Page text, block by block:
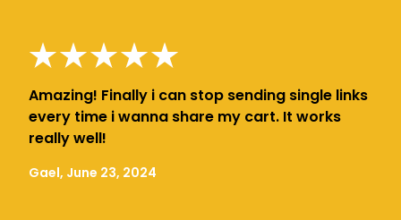
Amazing! Finally i can stop sending single links
every time i wanna share my cart. It works
really well!
Gael, June 23, 2024